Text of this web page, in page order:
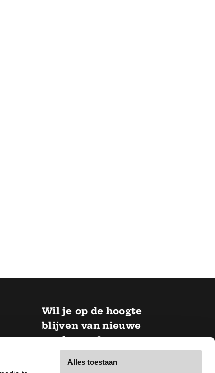
Alles toestaan
Wil je op de hoogte
blijven van nieuwe
producten?
E-mail *